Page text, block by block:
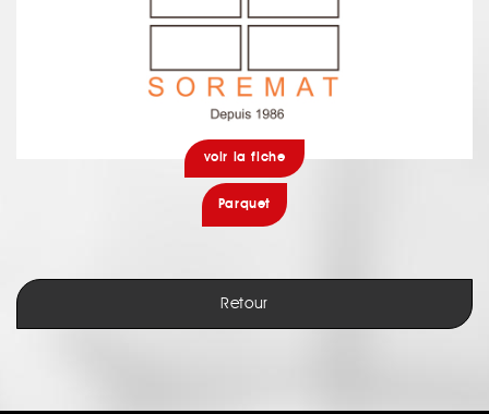
voir la fiche
Parquet
Retour